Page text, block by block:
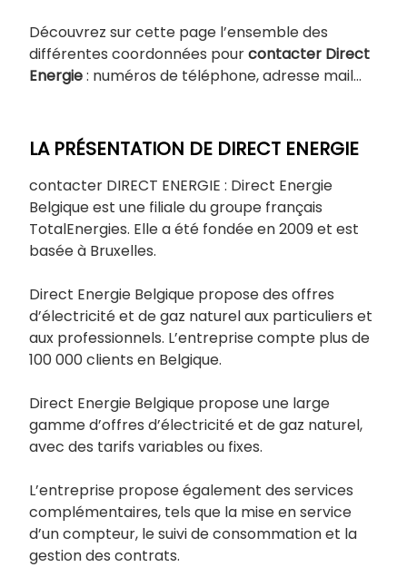
Découvrez sur cette page l’ensemble des
différentes coordonnées pourcontacter Direct
Energie: numéros de téléphone, adresse mail…
LA PRÉSENTATION DE DIRECT ENERGIE
contacter DIRECT ENERGIE : Direct Energie
Belgique est une filiale du groupe français
TotalEnergies. Elle a été fondée en 2009 et est
basée à Bruxelles.
Direct Energie Belgique propose des offres
d’électricité et de gaz naturel aux particuliers et
aux professionnels. L’entreprise compte plus de
100 000 clients en Belgique.
Direct Energie Belgique propose une large
gamme d’offres d’électricité et de gaz naturel,
avec des tarifs variables ou fixes.
L’entreprise propose également des services
complémentaires, tels que la mise en service
d’un compteur, le suivi de consommation et la
gestion des contrats.